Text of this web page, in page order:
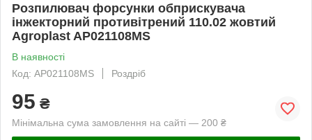
Розпилювач форсунки обприскувача
інжекторний противітрений 110.02 жовтий
Agroplast AP021108MS
В наявності
Код: AP021108MS
Роздріб
95 ₴
Мінімальна сума замовлення на сайті — 200 ₴